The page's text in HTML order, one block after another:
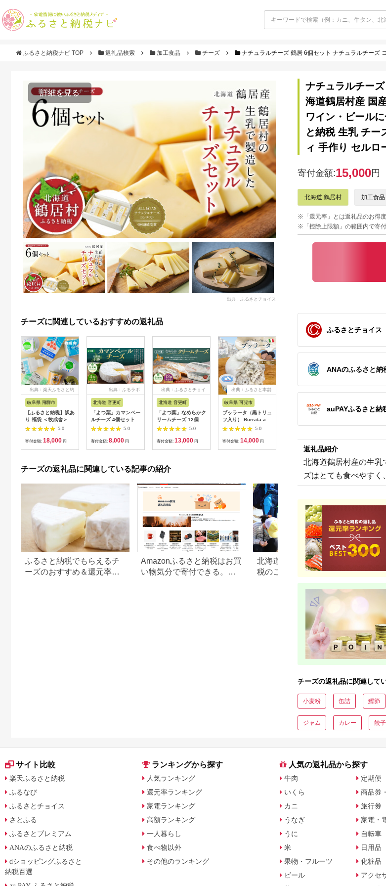
ふるさと納税ナビ TOP 返礼品検索 加工食品 チーズ ナチュラルチーズ 鶴居 6個セット ナチュラルチーズ コンテスト 優秀賞 北海道鶴居村産 国産 チーズ 熟成 食べ比べ 詰め合
詳細を見る
出典：ふるさとチョイス
チーズに関連しているおすすめの返礼品
出典：楽天ふるさと納
岐阜県 飛騨市
【ふるさと納税】訳あ
り 福袋 ＜牧成舎＞乳
製品デラックスセット
牛乳 ヨーグルト チー
ズ お任せ 飛騨産生乳
5.0
寄付金額: 18,000 円
出典：ふるラボ
北海道 音更町
「よつ葉」カマンベー
ルチーズ 4個セット
【B109】 チーズ 北
5.0
寄付金額: 8,000 円
出典：ふるさとチョイ
北海道 音更町
「よつ葉」なめらかク
リームチーズ 12個セ
ット【A101】 クリー
ムチーズ 北海道
5.0
寄付金額: 13,000 円
出典：ふるさと本舗
岐阜県 可児市
ブッラータ（黒トリュ
フ入り） Burrata al
Tartufo 180g【0073-
5.0
寄付金額: 14,000 円
北海道 天塩町
べこちちFACTORY★
全3回★2カ月に1回お
寄付金額:39,000円
チーズ 北海道
6種 セット
まみ ひとく
プロセスチー
ークチーズ 燻
ーク カマン
寄付金額:
チーズの返礼品に関連している記事の紹介
ふるさと納税でもらえるチ
ーズのおすすめ＆還元率ラ
Amazonふるさと納税はお買
い物気分で寄付できる。
北海道幕別町のふるさと納
税のご紹介
税
ナチュラルチー
海道鶴居村産 国
ワイン・ビール
と納税 生乳 チー
ィ 手作り セルロ
寄付金額:15,000円
北海道 鶴居村 加工食品
※「還元率」とは返礼品のお得
※「控除上限額」の範囲内で寄
ふるさとチョイス
ANAのふるさと納
auPAYふるさと納
返礼品紹介
北海道鶴居村産の生乳
ズはとても食べやすく
チーズの返礼品に関連して
小麦粉 缶詰 鰹節
ジャム カレー 餃子
サイト比較
楽天ふるさと納税
ふるなび
ふるさとチョイス
さとふる
ふるさとプレミアム
ANAのふるさと納税
dショッピングふるさと
納税百選
ランキングから探す
人気ランキング
還元率ランキング
家電ランキング
高額ランキング
一人暮らし
食べ物以外
その他のランキング
人気の返礼品から探す
牛肉
いくら
カニ
うなぎ
うに
米
果物・フルーツ
ビール
定期便
商品券
旅行券
家電・
自転車
日用品
化粧品
アクセ